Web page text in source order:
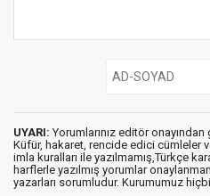
UYARI: Yorumlarınız editör
Küfür, hakaret, rencide edici cümleler
imla kuralları ile yazılmamış,Türkçe
harflerle yazılmış yorumlar
yazarları sorumludur. Kurumumuz